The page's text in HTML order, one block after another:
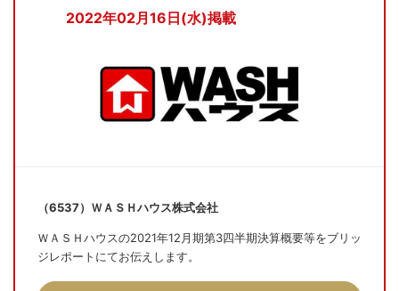
2022年02月16日(水)掲載
（6537）ＷＡＳＨハウス株式会社
ＷＡＳＨハウスの2021年12月期第3四半期決算概要等をブリッ
ジレポートにてお伝えします。